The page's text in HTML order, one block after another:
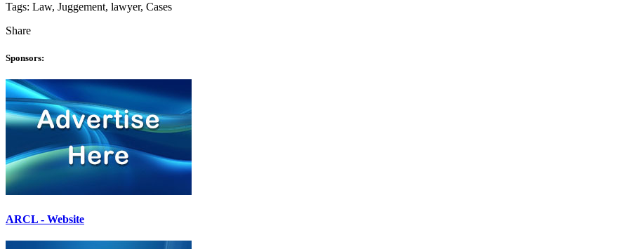
Tags: Law, Juggement, lawyer, Cases
Share
Sponsors:
ARCL - Website